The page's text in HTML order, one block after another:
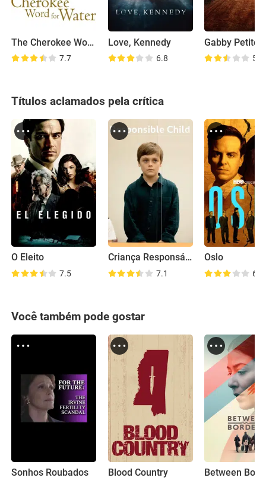
The Cherokee Word for Water
7.7
Love, Kennedy
6.8
Gabby Petito
5.5
Títulos aclamados pela crítica
O Eleito
7.5
Criança Responsável
7.1
Oslo
6.7
Você também pode gostar
Sonhos Roubados Blood Country Between